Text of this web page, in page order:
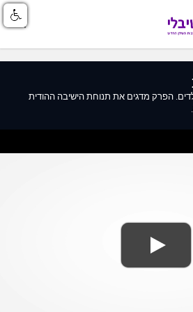
הפרק מדגים את תנוחת הישיבה ההודית